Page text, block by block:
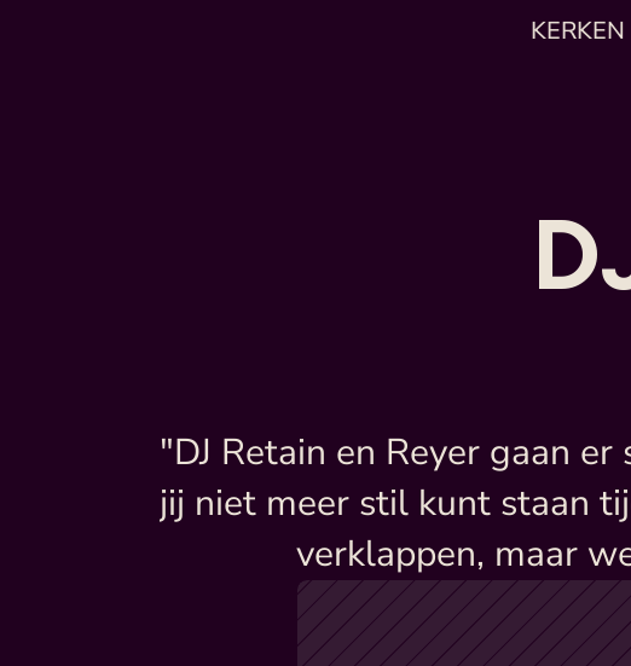
KERKEN
"DJ Retain en Reyer gaan
jij niet meer stil kunt staan
verklappen, maar